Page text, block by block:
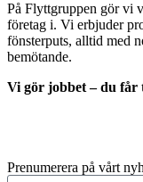
På Flyttgruppen gör vi
företag i. Vi erbjuder
fönsterputs, alltid med
bemötande.
Vi gör jobbet – du får
Prenumerera på vårt